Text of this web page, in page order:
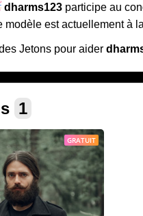
dharms123 participe au
modèle est actuellement à la
Jetons pour aider
1
GRATUIT